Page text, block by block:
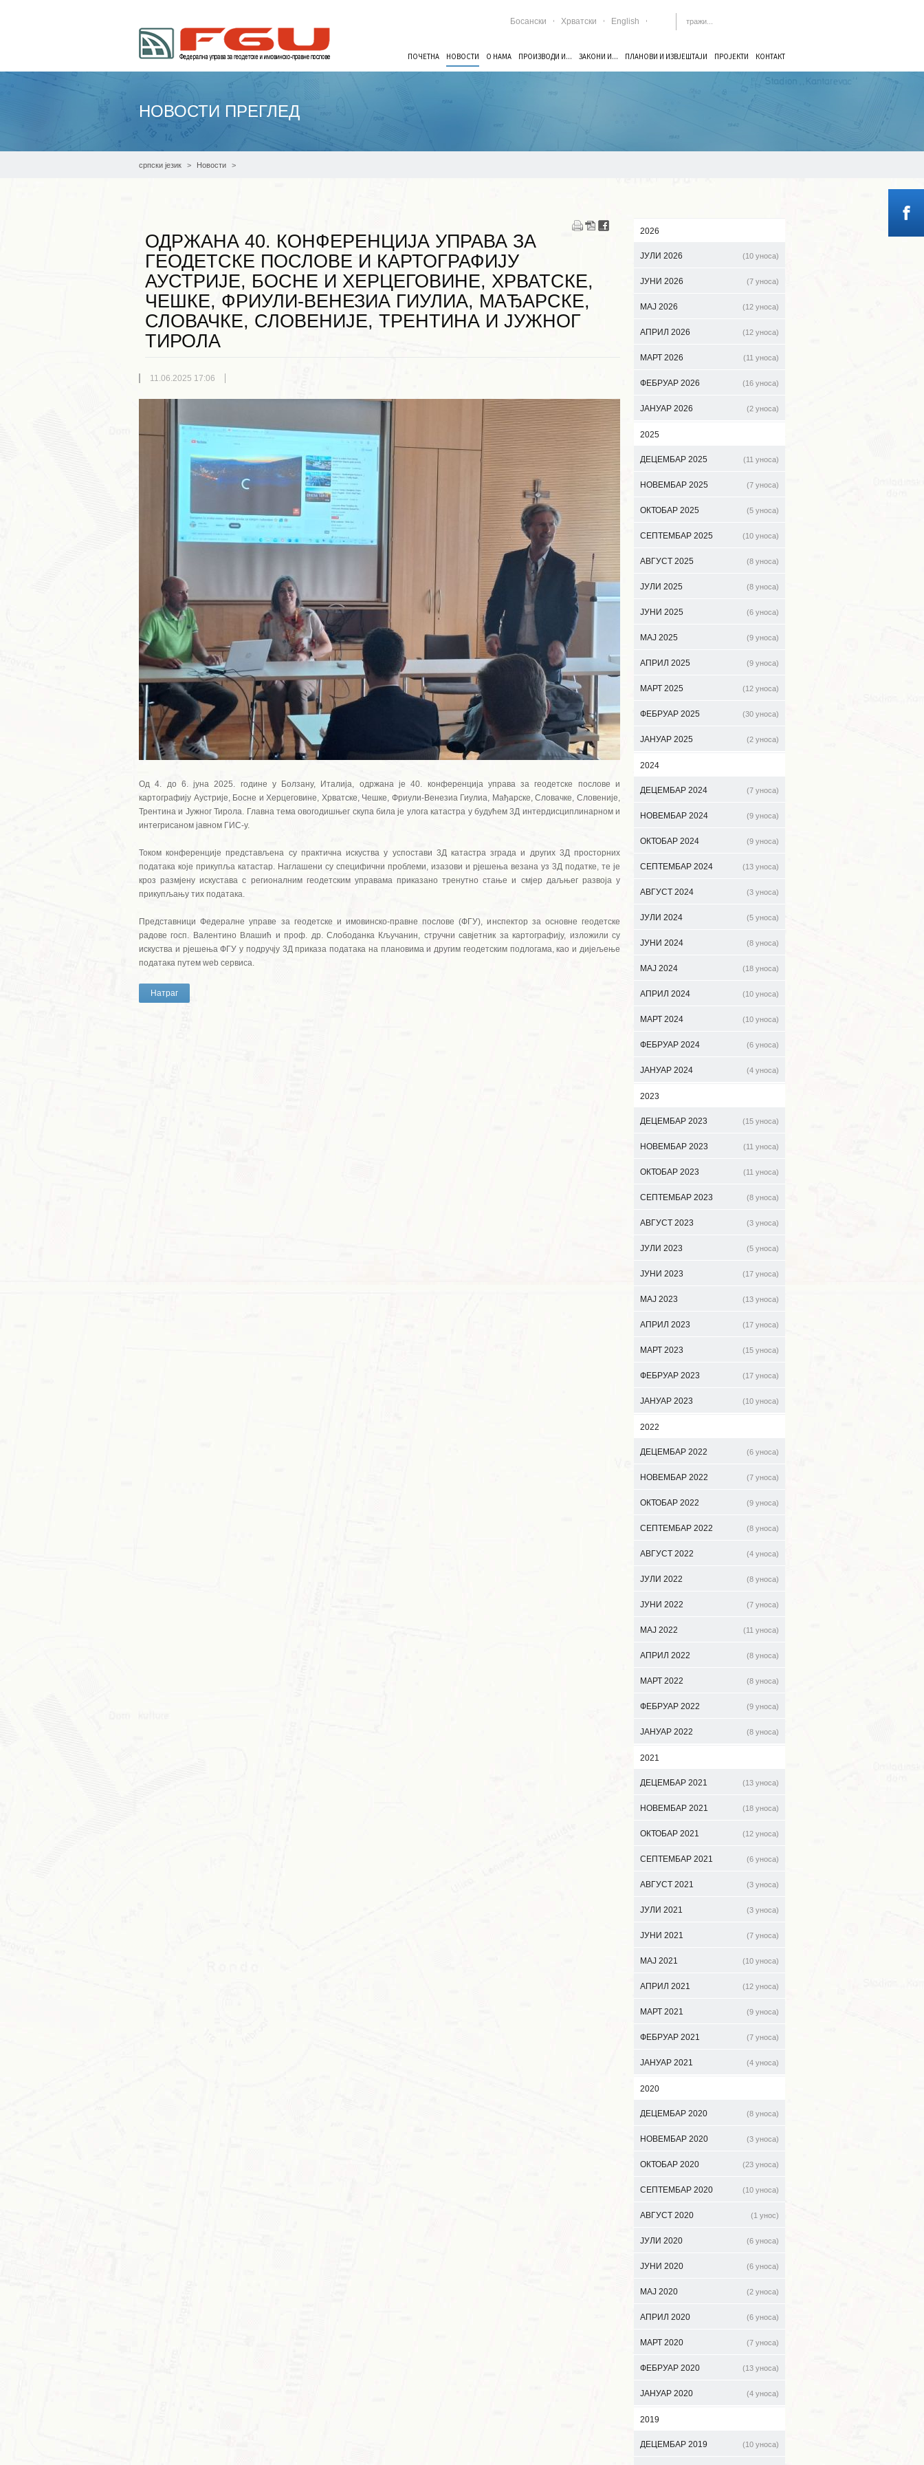
Босански Хрватски English
ПОЧЕТНА НОВОСТИ О НАМА ПРОИЗВОДИ И... ЗАКОНИ И... ПЛАНОВИ И ИЗВЈЕШТАЈИ ПРОЈЕКТИ КОНТАКТ
НОВОСТИ ПРЕГЛЕД
српски језик Новости
ОДРЖАНА 40. КОНФЕРЕНЦИЈА УПРАВА ЗА
ГЕОДЕТСКЕ ПОСЛОВЕ И КАРТОГРАФИЈУ
АУСТРИЈЕ, БОСНЕ И ХЕРЦЕГОВИНЕ, ХРВАТСКЕ,
ЧЕШКЕ, ФРИУЛИ-ВЕНЕЗИА ГИУЛИА, МАЂАРСКЕ,
СЛОВАЧКЕ, СЛОВЕНИЈЕ, ТРЕНТИНА И ЈУЖНОГ
ТИРОЛА
11.06.2025 17:06
Од 4. до 6. јуна 2025. године у Болзану, Италија, одржана је 40. конференција управа за геодетске послове и
картографију Аустрије, Босне и Херцеговине, Хрватске, Чешке, Фриули-Венезиа Гиулиа, Мађарске, Словачке, Словеније,
Трентина и Јужног Тирола. Главна тема овогодишњег скупа била је улога катастра у будућем 3Д интердисциплинарном и
интегрисаном јавном ГИС-у.
Током конференције представљена су практична искуства у успостави 3Д катастра зграда и других 3Д просторних
података које прикупља катастар. Наглашени су специфични проблеми, изазови и рјешења везана уз 3Д податке, те је
кроз размјену искустава с регионалним геодетским управама приказано тренутно стање и смјер даљњег развоја у
прикупљању тих података.
Представници Федералне управе за геодетске и имовинско-правне послове (ФГУ), инспектор за основне геодетске
радове госп. Валентино Влашић и проф. др. Слободанка Кључанин, стручни савјетник за картографију, изложили су
искуства и рјешења ФГУ у подручју 3Д приказа података на плановима и другим геодетским подлогама, као и дијељење
података путем web сервиса.
Натраг
2026
ЈУЛИ 2026 (10 уноса)
ЈУНИ 2026 (7 уноса)
МАЈ 2026 (12 уноса)
АПРИЛ 2026 (12 уноса)
МАРТ 2026 (11 уноса)
ФЕБРУАР 2026 (16 уноса)
ЈАНУАР 2026 (2 уноса)
2025
ДЕЦЕМБАР 2025 (11 уноса)
НОВЕМБАР 2025 (7 уноса)
ОКТОБАР 2025 (5 уноса)
СЕПТЕМБАР 2025 (10 уноса)
АВГУСТ 2025 (8 уноса)
ЈУЛИ 2025 (8 уноса)
ЈУНИ 2025 (6 уноса)
МАЈ 2025 (9 уноса)
АПРИЛ 2025 (9 уноса)
МАРТ 2025 (12 уноса)
ФЕБРУАР 2025 (30 уноса)
ЈАНУАР 2025 (2 уноса)
2024
ДЕЦЕМБАР 2024 (7 уноса)
НОВЕМБАР 2024 (9 уноса)
ОКТОБАР 2024 (9 уноса)
СЕПТЕМБАР 2024 (13 уноса)
АВГУСТ 2024 (3 уноса)
ЈУЛИ 2024 (5 уноса)
ЈУНИ 2024 (8 уноса)
МАЈ 2024 (18 уноса)
АПРИЛ 2024 (10 уноса)
МАРТ 2024 (10 уноса)
ФЕБРУАР 2024 (6 уноса)
ЈАНУАР 2024 (4 уноса)
2023
ДЕЦЕМБАР 2023 (15 уноса)
НОВЕМБАР 2023 (11 уноса)
ОКТОБАР 2023 (11 уноса)
СЕПТЕМБАР 2023 (8 уноса)
АВГУСТ 2023 (3 уноса)
ЈУЛИ 2023 (5 уноса)
ЈУНИ 2023 (17 уноса)
МАЈ 2023 (13 уноса)
АПРИЛ 2023 (17 уноса)
МАРТ 2023 (15 уноса)
ФЕБРУАР 2023 (17 уноса)
ЈАНУАР 2023 (10 уноса)
2022
ДЕЦЕМБАР 2022 (6 уноса)
НОВЕМБАР 2022 (7 уноса)
ОКТОБАР 2022 (9 уноса)
СЕПТЕМБАР 2022 (8 уноса)
АВГУСТ 2022 (4 уноса)
ЈУЛИ 2022 (8 уноса)
ЈУНИ 2022 (7 уноса)
МАЈ 2022 (11 уноса)
АПРИЛ 2022 (8 уноса)
МАРТ 2022 (8 уноса)
ФЕБРУАР 2022 (9 уноса)
ЈАНУАР 2022 (8 уноса)
2021
ДЕЦЕМБАР 2021 (13 уноса)
НОВЕМБАР 2021 (18 уноса)
ОКТОБАР 2021 (12 уноса)
СЕПТЕМБАР 2021 (6 уноса)
АВГУСТ 2021 (3 уноса)
ЈУЛИ 2021 (3 уноса)
ЈУНИ 2021 (7 уноса)
МАЈ 2021 (10 уноса)
АПРИЛ 2021 (12 уноса)
МАРТ 2021 (9 уноса)
ФЕБРУАР 2021 (7 уноса)
ЈАНУАР 2021 (4 уноса)
2020
ДЕЦЕМБАР 2020 (8 уноса)
НОВЕМБАР 2020 (3 уноса)
ОКТОБАР 2020 (23 уноса)
СЕПТЕМБАР 2020 (10 уноса)
АВГУСТ 2020 (1 унос)
ЈУЛИ 2020 (6 уноса)
ЈУНИ 2020 (6 уноса)
МАЈ 2020 (2 уноса)
АПРИЛ 2020 (6 уноса)
МАРТ 2020 (7 уноса)
ФЕБРУАР 2020 (13 уноса)
ЈАНУАР 2020 (4 уноса)
2019
ДЕЦЕМБАР 2019 (10 уноса)